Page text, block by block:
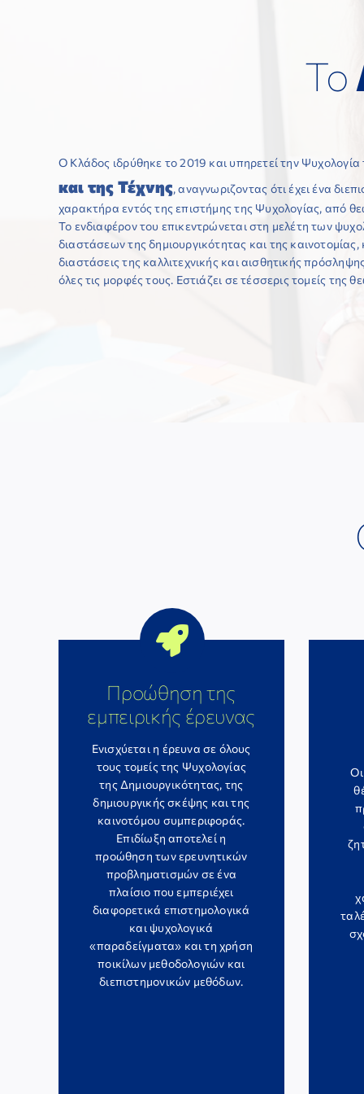
Το
Ο Κλάδος ιδρύθηκε το 2019 και υπηρετεί την Ψυχολογία
και της Τέχνης, αναγνωριζοντας ότι έχει ένα
χαρακτήρα εντός της επιστήμης της Ψυχολογίας, από
Το ενδιαφέρον του επικεντρώνεται στη μελέτη των
διαστάσεων της δημιουργικότητας και της καινοτομίας,
διαστάσεις της καλλιτεχνικής και αισθητικής
όλες τις μορφές τους. Εστιάζει σε τέσσερις τομείς της
φαντασίας, έκφρασης και δημιουργίας, ΙΙΙ. στις
διαστάσεις της δημιουργικής και καλλιτεχνικής –
ψυχοπαιδαγωγικές, συμβουλευτικές, ψυχοθεραπευτικές
Προώθηση της
εμπειρικής έρευνας
Ενισχύεται η έρευνα σε όλους
τους τομείς της Ψυχολογίας
της Δημιουργικότητας, της
δημιουργικής σκέψης και της
καινοτόμου συμπεριφοράς.
Επιδίωξη αποτελεί η
προώθηση των ερευνητικών
προβληματισμών σε ένα
πλαίσιο που εμπεριέχει
διαφορετικά επιστημολογικά
και ψυχολογικά
«παραδείγματα» και τη χρήση
ποικίλων μεθοδολογιών και
διεπιστημονικών μεθόδων.